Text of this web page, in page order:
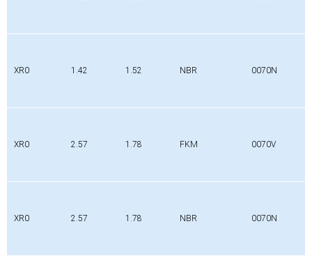
XR0 1.42 1.52 NBR 0070N
XR0 2.57 1.78 FKM 0070V
XR0 2.57 1.78 NBR 0070N